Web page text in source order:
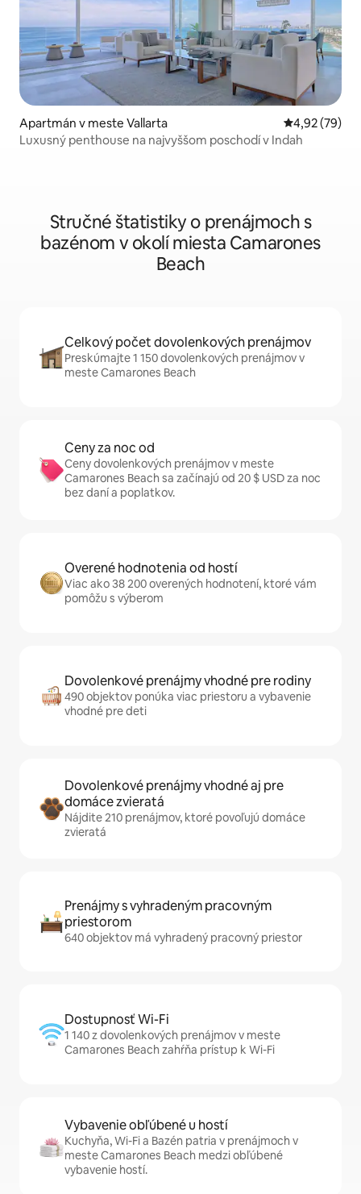
Apartmán v meste Vallarta Priemerné
4,92 (79)
Luxusný penthouse na najvyššom poschodí v Indah
Stručné štatistiky o prenájmoch s
bazénom v okolí miesta Camarones
Beach
Celkový počet dovolenkových prenájmov
Preskúmajte 1 150 dovolenkových prenájmov v
meste Camarones Beach
Ceny za noc od
Ceny dovolenkových prenájmov v meste
Camarones Beach sa začínajú od 20 $ USD za noc
bez daní a poplatkov.
Overené hodnotenia od hostí
Viac ako 38 200 overených hodnotení, ktoré vám
pomôžu s výberom
Dovolenkové prenájmy vhodné pre rodiny
490 objektov ponúka viac priestoru a vybavenie
vhodné pre deti
Dovolenkové prenájmy vhodné aj pre
domáce zvieratá
Nájdite 210 prenájmov, ktoré povoľujú domáce
zvieratá
Prenájmy s vyhradeným pracovným
priestorom
640 objektov má vyhradený pracovný priestor
Dostupnosť Wi-Fi
1 140 z dovolenkových prenájmov v meste
Camarones Beach zahŕňa prístup k Wi-Fi
Vybavenie obľúbené u hostí
Kuchyňa, Wi-Fi a Bazén patria v prenájmoch v
meste Camarones Beach medzi obľúbené
vybavenie hostí.